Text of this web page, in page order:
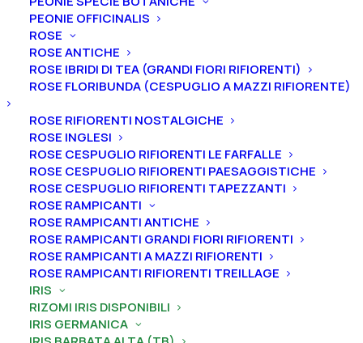
PEONIE OFFICINALIS
ROSE
ROSE ANTICHE
ROSE IBRIDI DI TEA (GRANDI FIORI RIFIORENTI)
ROSE FLORIBUNDA (CESPUGLIO A MAZZI RIFIORENTE)
ROSE RIFIORENTI NOSTALGICHE
ROSE INGLESI
ROSE CESPUGLIO RIFIORENTI LE FARFALLE
ROSE CESPUGLIO RIFIORENTI PAESAGGISTICHE
ROSE CESPUGLIO RIFIORENTI TAPEZZANTI
ROSE RAMPICANTI
ROSE RAMPICANTI ANTICHE
ROSE RAMPICANTI GRANDI FIORI RIFIORENTI
ROSE RAMPICANTI A MAZZI RIFIORENTI
ROSE RAMPICANTI RIFIORENTI TREILLAGE
IRIS
RIZOMI IRIS DISPONIBILI
IRIS GERMANICA
Home Iris Iris germanica
Iris germanica “Cielo Alto”
Iris germanica “Cielo Alto”
From5,00€
L’iris germanica “Cielo Alto” ha vessilli e stilo blu glicine
con base e nervatura centrale più scura, ali blu glicine
che sfumano verso il centro e barba in tono più